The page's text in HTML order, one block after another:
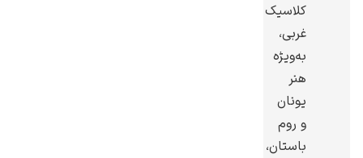
کلاسیک
غربی،
به‌ویژه
هنر
یونان
و روم
باستان،